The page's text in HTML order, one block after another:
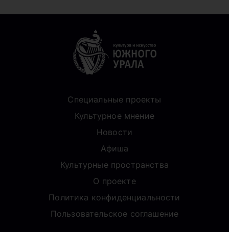
Специальные проекты
Культурное мнение
Новости
Афиша
Культурные пространства
О проекте
Политика конфиденциальности
Пользовательское соглашение